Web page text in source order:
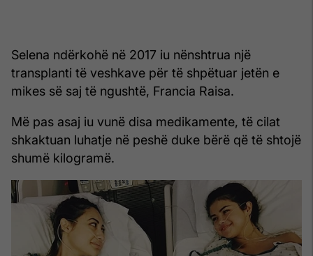
Selena ndërkohë në 2017 iu nënshtrua një
transplanti të veshkave për të shpëtuar jetën e
mikes së saj të ngushtë, Francia Raisa.
Më pas asaj iu vunë disa medikamente, të cilat
shkaktuan luhatje në peshë duke bërë që të shtojë
shumë kilogramë.